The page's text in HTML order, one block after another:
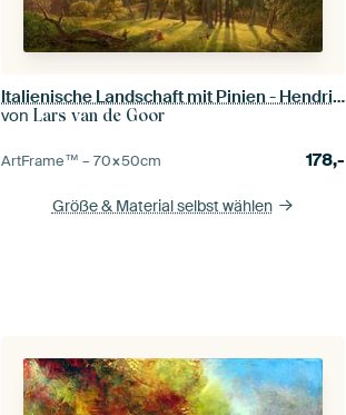
Italienische Landschaft mit Pinien - Hendrik Voogd
vonLars van de Goor
ArtFrame™ –70×50cm 178,-
Größe & Material selbst wählen